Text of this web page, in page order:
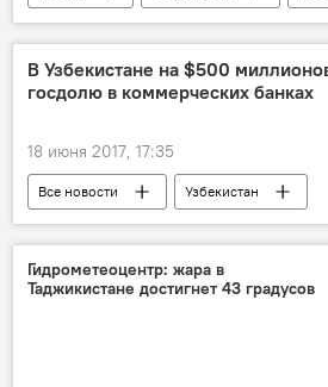
В Узбекистане на $500
госдолю в коммерческих банках
18 июня 2017, 17:35
Все новости
Узбекистан
Шавкат Мирзиёев
Центральная
Гидрометеоцентр: жара в
Таджикистане достигнет 43 градусов